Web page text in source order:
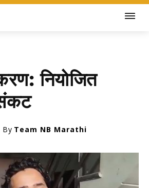
नियोजित
संकट
By Team NB Marathi